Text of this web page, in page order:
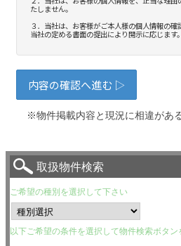
※物件掲載内容と現況に相違があ
取扱物件検索
ご希望の種別を選択して下さい
以下ご希望の条件を選択して物件検索ボタ